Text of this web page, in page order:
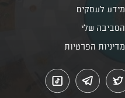
מידע לעסקים
הסביבה שלי
מדיניות הפרטיות